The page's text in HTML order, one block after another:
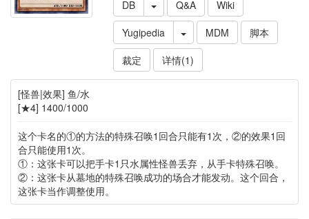
DB Q&A
Wiki
Yugipedia
MDM
脚本
裁定
详情(1)
[怪兽|效果] 鱼/水
[★4] 1400/1000
这个卡名的①的方法的特殊召唤1回合只能有1次，②的效果1回
合只能使用1次。
①：这张卡可以把手卡1只水属性怪兽丢弃，从手卡特殊召唤。
②：这张卡从墓地的特殊召唤成功的场合才能发动。这个回合，
这张卡当作调整使用。